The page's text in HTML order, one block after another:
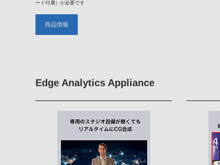
ード付属）が必要です
商品情報
Edge Analytics Appliance